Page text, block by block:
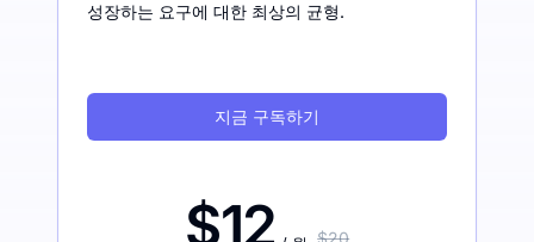
성장하는 요구에 대한 최상의 균형.
지금 구독하기
$12